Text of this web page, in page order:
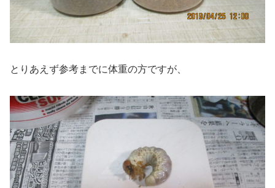
とりあえず参考までに体重の方ですが、